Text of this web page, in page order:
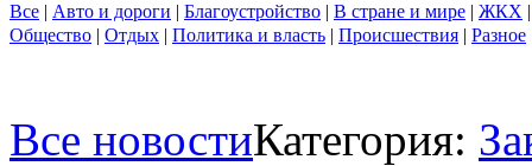
Все | Авто и дороги | Благоустройство | В стране и мире | ЖКХ
Общество | Отдых | Политика и власть | Происшествия | Разное
Все новостиКатегория: